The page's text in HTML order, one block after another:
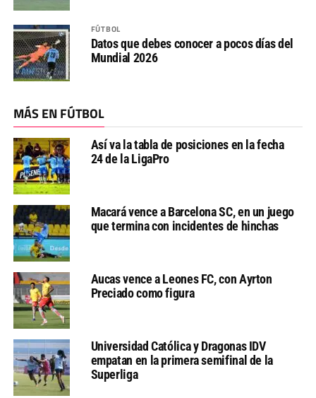
FÚTBOL
Datos que debes conocer a pocos días del
Mundial 2026
MÁS EN FÚTBOL
Así va la tabla de posiciones en la fecha
24 de la LigaPro
Macará vence a Barcelona SC, en un juego
que termina con incidentes de hinchas
Aucas vence a Leones FC, con Ayrton
Preciado como figura
Universidad Católica y Dragonas IDV
empatan en la primera semifinal de la
Superliga